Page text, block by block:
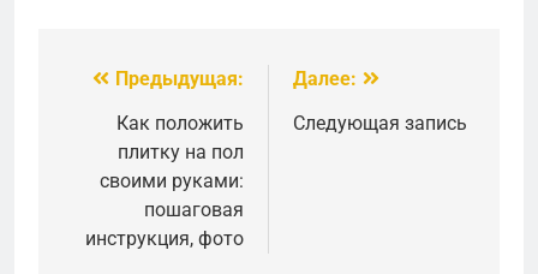
Навигация
записям
Предыдущая:
Как положить
плитку на пол
своими руками:
пошаговая
инструкция, фото
Далее:
Следующая запись